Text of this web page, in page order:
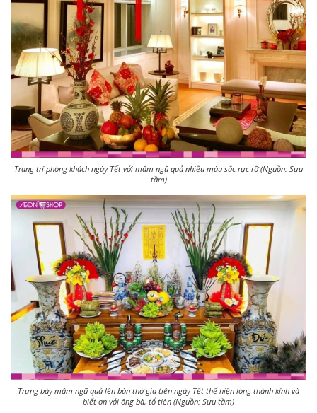
Trang trí phòng khách ngày Tết với mâm ngũ quả nhiều màu sắc rực rỡ (Nguồn: Sưu
tầm)
Trưng bày mâm ngũ quả lên bàn thờ gia tiên ngày Tết thể hiện lòng thành kính và
biết ơn với ông bà, tổ tiên (Nguồn: Sưu tầm)